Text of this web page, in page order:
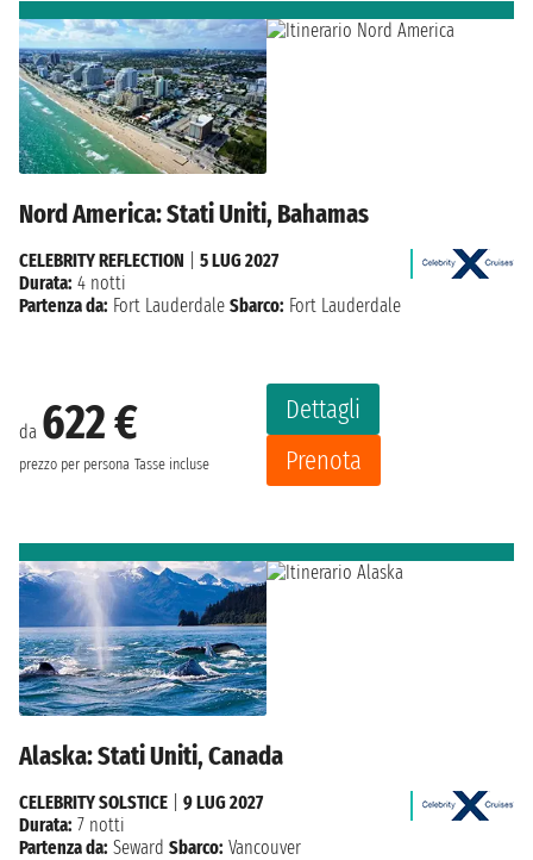
Nord America: Stati Uniti, Bahamas
da 622 €
prezzo per persona Tasse incluse
Dettagli
Prenota
CELEBRITY REFLECTION
5 LUG 2027
Durata: 4 notti
Partenza da: Fort Lauderdale Sbarco: Fort Lauderdale
Alaska: Stati Uniti, Canada
CELEBRITY SOLSTICE
9 LUG 2027
Durata: 7 notti
Partenza da: Seward Sbarco: Vancouver